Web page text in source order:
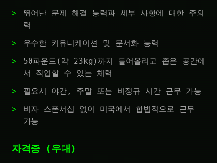
뛰어난 문제 해결 능력과 세부 사항에 대한 주의
력
우수한 커뮤니케이션 및 문서화 능력
50파운드(약 23kg)까지 들어올리고 좁은 공간에
서 작업할 수 있는 체력
필요시 야간, 주말 또는 비정규 시간 근무 가능
비자 스폰서십 없이 미국에서 합법적으로 근무
가능
자격증 (우대)